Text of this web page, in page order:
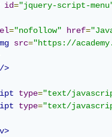
<title>Document</
<!-- العنصر -->
id="jquery-script-
="nofollow" href=
src="https://
/>
type="text/
type="text/